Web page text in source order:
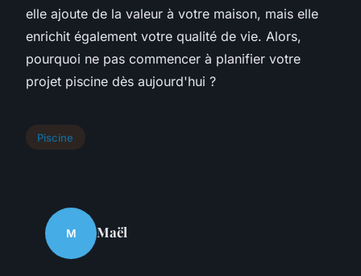
elle ajoute de la valeur à votre maison, mais elle
enrichit également votre qualité de vie. Alors,
pourquoi ne pas commencer à planifier votre
projet piscine dès aujourd'hui ?
Piscine
M Maël